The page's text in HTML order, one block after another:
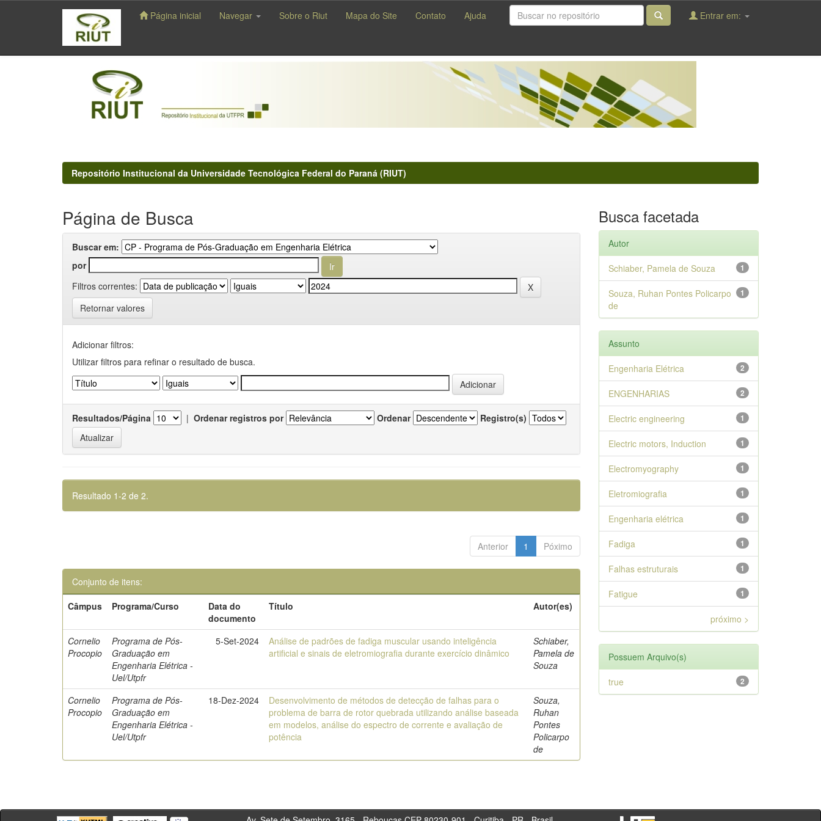
navigation
Página inicial Navegar Sobre o Riut Mapa do Site Contato Ajuda Entrar em:
Repositório Institucional da Universidade Tecnológica Federal do Paraná (RIUT)
Página de Busca
Buscar em:
por
Filtros correntes:
Retornar valores
Adicionar filtros:
Utilizar filtros para refinar o resultado de busca.
Resultados/Página | Ordenar registros por Ordenar Registro(s)
Resultado 1-2 de 2.
Anterior 1 Póximo
Conjunto de itens:
Câmpus
Programa/Curso
Data do
documento
Título Autor(es)
Cornelio
Procopio
Programa de Pós-
Graduação em
Engenharia Elétrica -
Uel/Utpfr
5-Set-2024
Análise de padrões de fadiga muscular usando inteligência
artificial e sinais de eletromiografia durante exercício dinâmico
Schiaber,
Pamela de
Souza
Cornelio
Procopio
Programa de Pós-
Graduação em
Engenharia Elétrica -
Uel/Utpfr
18-Dez-2024
Desenvolvimento de métodos de detecção de falhas para o
problema de barra de rotor quebrada utilizando análise baseada
em modelos, análise do espectro de corrente e avaliação de
potência
Souza,
Ruhan
Pontes
Policarpo
de
Busca facetada
Autor
1
Schiaber, Pamela de Souza
1
Souza, Ruhan Pontes Policarpo
de
Assunto
2
Engenharia Elétrica
2
ENGENHARIAS
1
Electric engineering
1
Electric motors, Induction
1
Electromyography
1
Eletromiografia
1
Engenharia elétrica
1
Fadiga
1
Falhas estruturais
1
Fatigue
próximo >
Possuem Arquivo(s)
2
true